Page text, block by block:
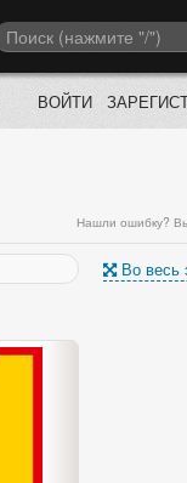
ВОЙТИ
Нашли ошибку?
Во весь